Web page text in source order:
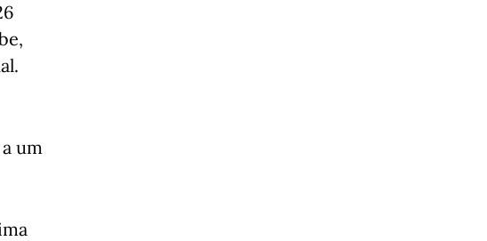
um